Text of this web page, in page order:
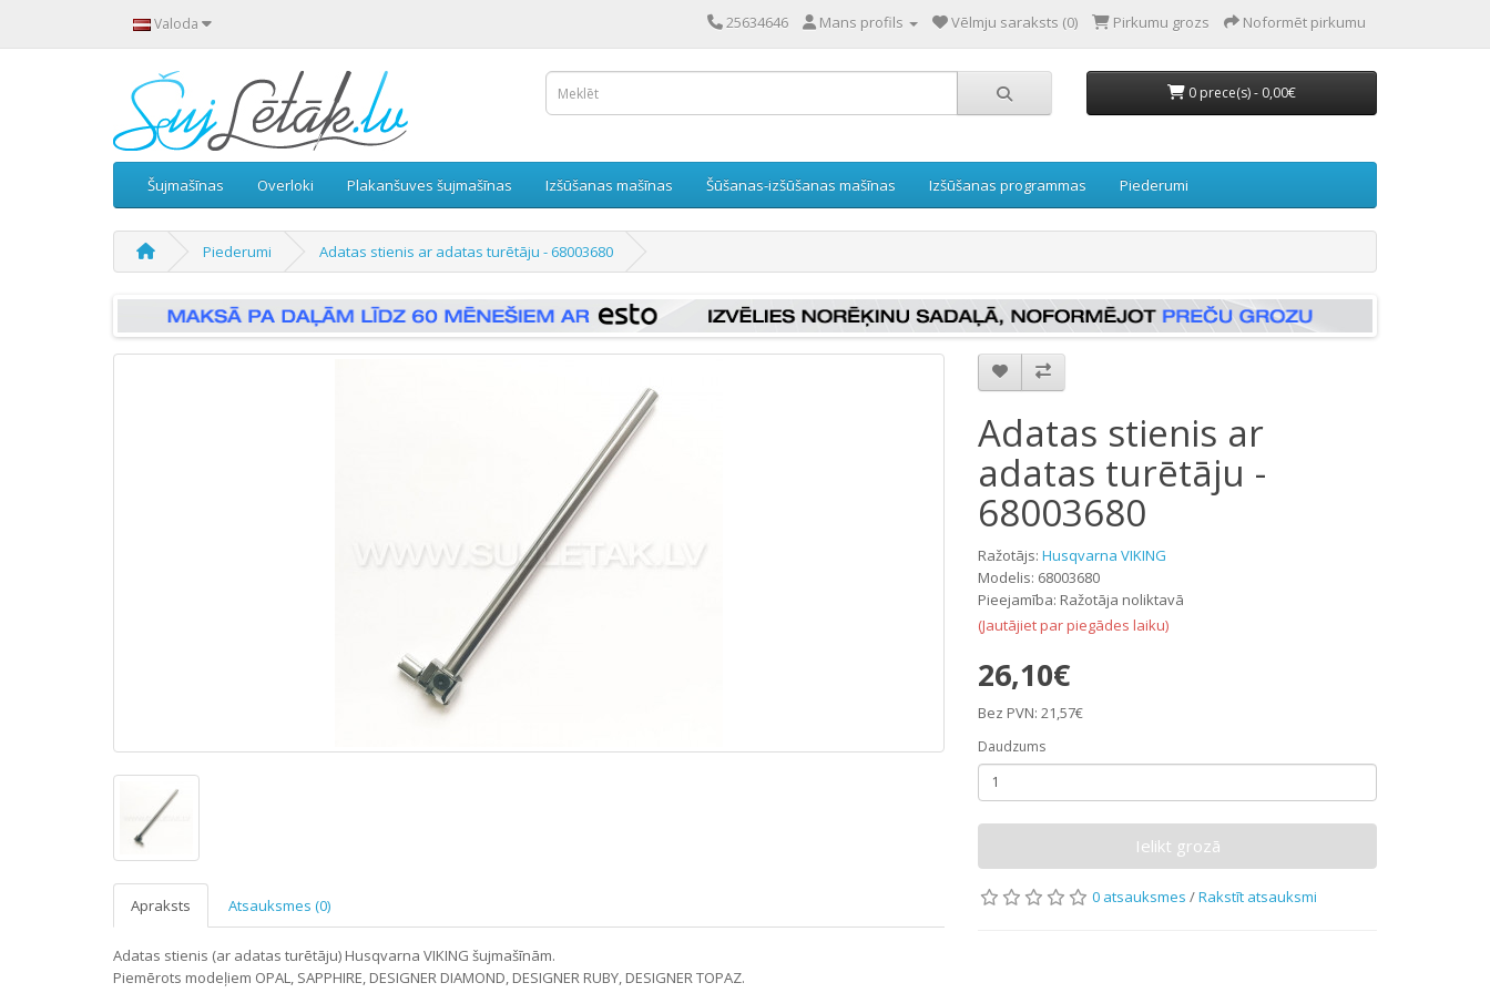
Valoda 25634646 Mans profils Vēlmju saraksts (0) Pirkumu grozs Noformēt pirkumu
0 prece(s) - 0,00€
Šujmašīnas Overloki Plakanšuves šujmašīnas Izšūšanas mašīnas Šūšanas-izšūšanas mašīnas Izšūšanas programmas Piederumi
Piederumi Adatas stienis ar adatas turētāju - 68003680
Apraksts Atsauksmes (0)
Adatas stienis (ar adatas turētāju) Husqvarna VIKING šujmašīnām.
Piemērots modeļiem OPAL, SAPPHIRE, DESIGNER DIAMOND, DESIGNER RUBY, DESIGNER TOPAZ.
Adatas stienis ar
adatas turētāju -
68003680
Ražotājs: Husqvarna VIKING
Modelis: 68003680
Pieejamība: Ražotāja noliktavā
(Jautājiet par piegādes laiku)
26,10€
Bez PVN: 21,57€
Daudzums
Ielikt grozā
0 atsauksmes /Rakstīt atsauksmi